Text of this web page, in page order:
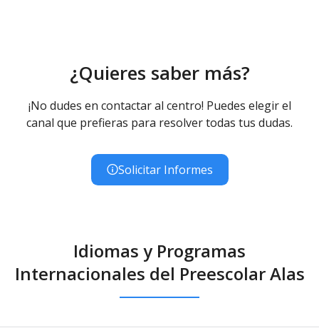
¿Quieres saber más?
¡No dudes en contactar al centro! Puedes elegir el
canal que prefieras para resolver todas tus dudas.
Solicitar Informes
Idiomas y Programas
Internacionales del Preescolar Alas